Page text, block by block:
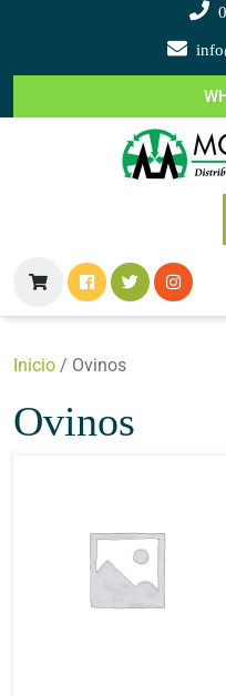
Inicio / Ovinos
Ovinos